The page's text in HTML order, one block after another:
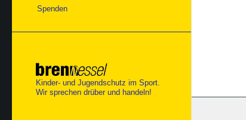
Spenden
Kinder- und Jugendschutz im Sport.
Wir sprechen drüber und handeln!